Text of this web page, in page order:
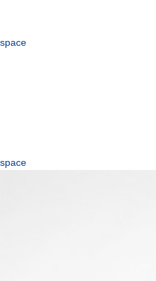
space
space